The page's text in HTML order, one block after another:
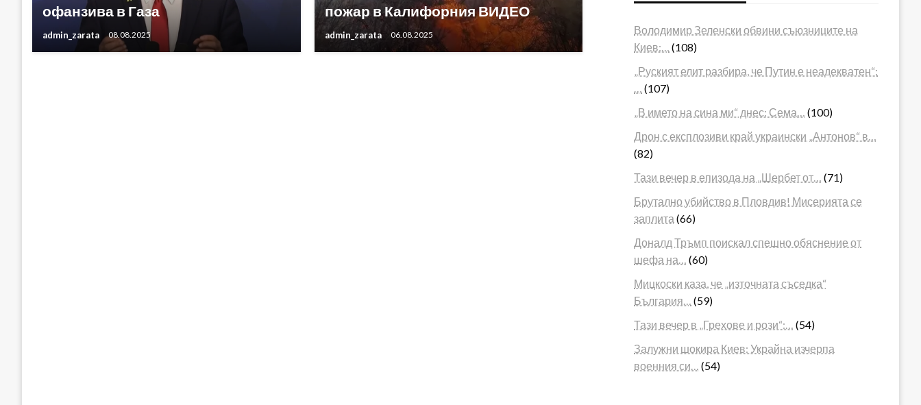
офанзива в Газа
admin_zarata 08.08.2025
пожар в Калифорния ВИДЕО
admin_zarata 06.08.2025
Володимир Зеленски обвини съюзниците на
Киев:…
(108)
„Руският елит разбира, че Путин е неадекватен“:
(107)
„В името на сина ми“ днес: Сема…
(100)
Дрон с експлозиви край украински „Антонов“ в…
(82)
Тази вечер в епизода на „Шербет от…
(71)
Брутално убийство в Пловдив! Мисерията се
заплита (66)
Доналд Тръмп поискал спешно обяснение от
шефа на…
(60)
Мицкоски каза, че „източната съседка“
България…
(59)
Тази вечер в „Грехове и рози“:…
(54)
Залужни шокира Киев: Украйна изчерпа
военния си…
(54)